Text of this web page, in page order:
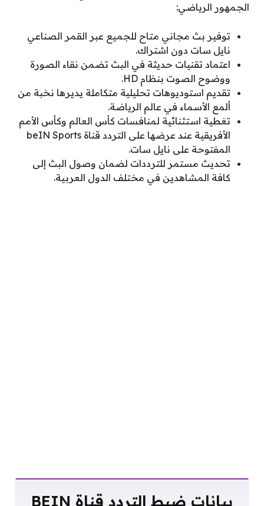
الجمهور الرياضي:
توفير بث مجاني متاح للجميع عبر القمر الصناعي
نايل سات دون اشتراك.
اعتماد تقنيات حديثة في البث تضمن نقاء الصورة
ووضوح الصوت بنظام HD.
تقديم استوديوهات تحليلية متكاملة يديرها نخبة من
ألمع الأسماء في عالم الرياضة.
تغطية استثنائية لمنافسات كأس العالم وكأس الأمم
الأفريقية عند عرضها على التردد قناة beIN Sports
المفتوحة على نايل سات.
تحديث مستمر للترددات لضمان وصول البث إلى
كافة المشاهدين في مختلف الدول العربية.
بيانات ضبط التردد قناة BEIN